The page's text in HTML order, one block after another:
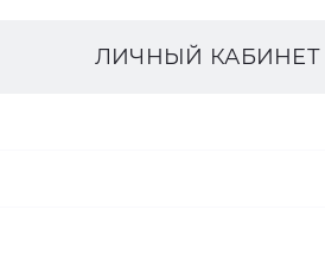
ЛИЧНЫЙ КАБИНЕТ